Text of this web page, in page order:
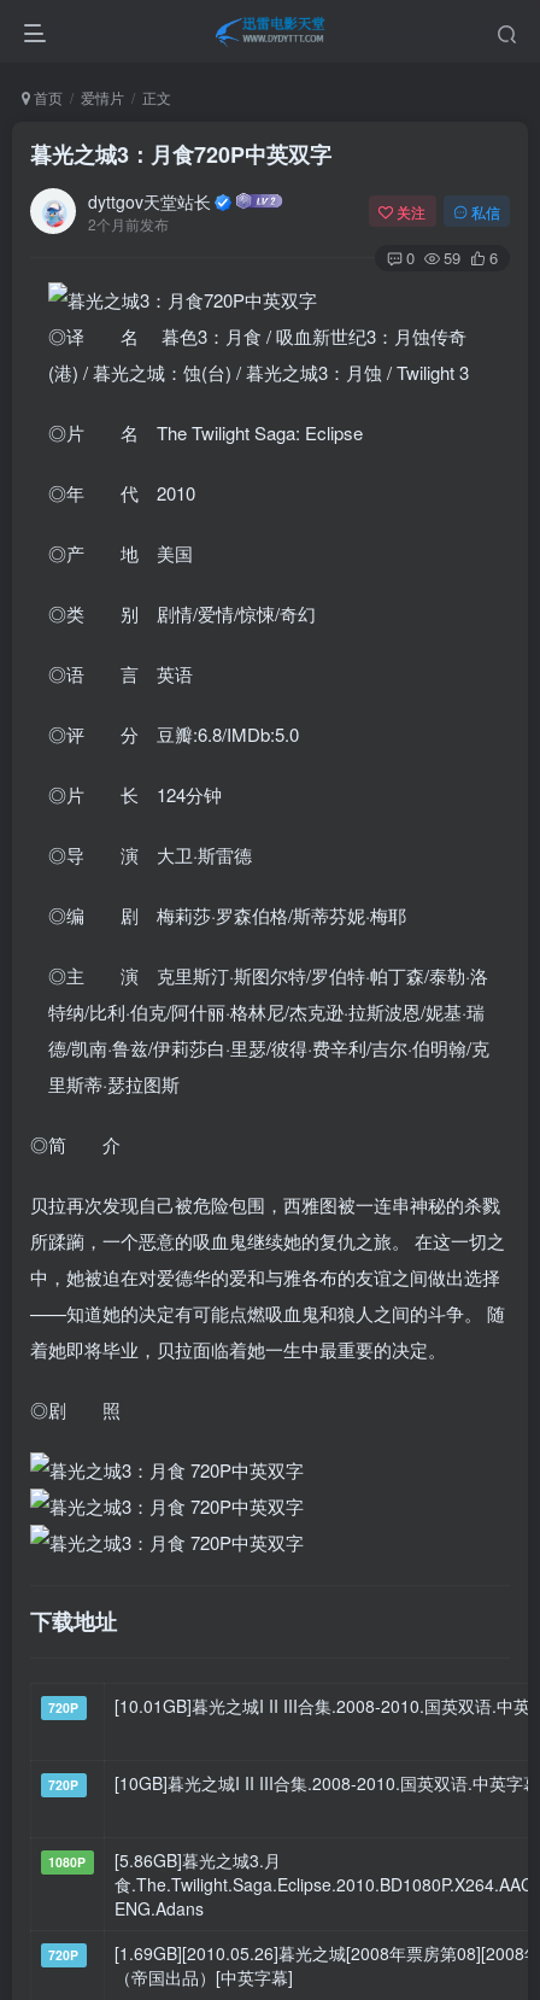
首页 爱情片 正文
暮光之城3：月食720P中英双字
dyttgov天堂站长
2个月前发布
关注 私信
0 59 6
◎译 名 暮色3：月食 / 吸血新世纪3：月蚀传奇
(港) / 暮光之城：蚀(台) / 暮光之城3：月蚀 / Twilight 3
◎片 名 The Twilight Saga: Eclipse
◎年 代 2010
◎产 地 美国
◎类 别 剧情/爱情/惊悚/奇幻
◎语 言 英语
◎评 分 豆瓣:6.8/IMDb:5.0
◎片 长 124分钟
◎导 演 大卫·斯雷德
◎编 剧 梅莉莎·罗森伯格/斯蒂芬妮·梅耶
◎主 演 克里斯汀·斯图尔特/罗伯特·帕丁森/泰勒·洛
特纳/比利·伯克/阿什丽·格林尼/杰克逊·拉斯波恩/妮基·瑞
德/凯南·鲁兹/伊莉莎白·里瑟/彼得·费辛利/吉尔·伯明翰/克
里斯蒂·瑟拉图斯
◎简 介
贝拉再次发现自己被危险包围，西雅图被一连串神秘的杀戮
所蹂躏，一个恶意的吸血鬼继续她的复仇之旅。 在这一切之
中，她被迫在对爱德华的爱和与雅各布的友谊之间做出选择
——知道她的决定有可能点燃吸血鬼和狼人之间的斗争。 随
着她即将毕业，贝拉面临着她一生中最重要的决定。
◎剧 照
下载地址
720P [10.01GB]暮光之城I II III合集.2008-2010.国英双语.中英
720P [10GB]暮光之城I II III合集.2008-2010.国英双语.中英字
1080P
[5.86GB]暮光之城3.月
食
ENG.Adans
720P
[1.69GB][2010.05.26]暮光之城[2008年票房第08][2008
（帝国出品）[中英字幕]